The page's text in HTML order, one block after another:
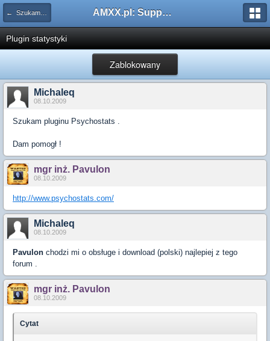
← Szukam pluginu AMXX.pl: Support AMX Mod X i SourceMod
Plugin statystyki
Zablokowany
Michaleq
08.10.2009
Szukam pluginu Psychostats .
Dam pomogł !
mgr inż. Pavulon
08.10.2009
http://www.psychostats.com/
Michaleq
08.10.2009
Pavulon chodzi mi o obsługe i download (polski) najlepiej z tego
forum .
mgr inż. Pavulon
08.10.2009
Cytat